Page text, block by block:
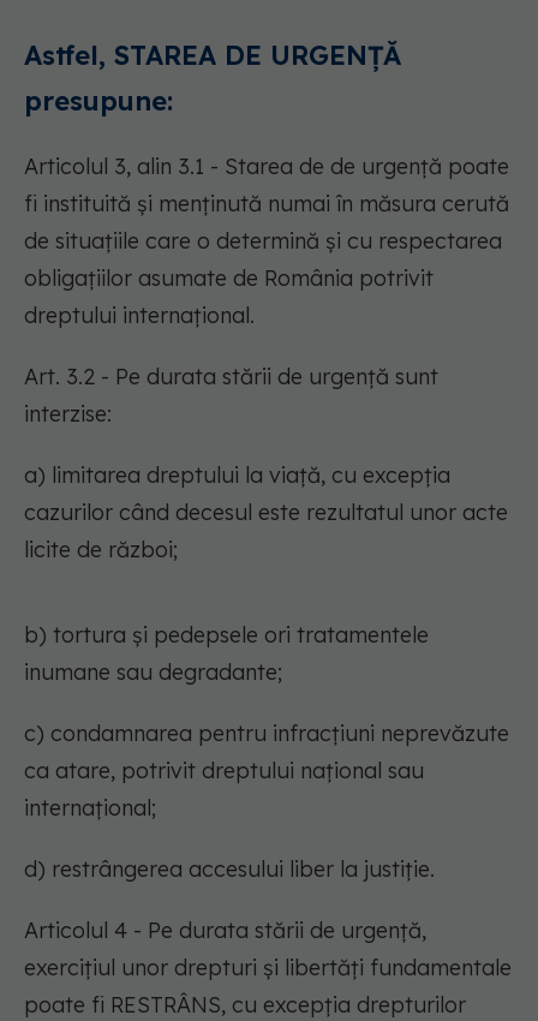
Astfel, STAREA DE URGENȚĂ
presupune:
Articolul 3, alin 3.1 - Starea de de urgență poate
fi instituită și menținută numai în măsura cerută
de situațiile care o determină și cu respectarea
obligațiilor asumate de România potrivit
dreptului internațional.
Art. 3.2 - Pe durata stării de urgență sunt
interzise:
a) limitarea dreptului la viață, cu excepția
cazurilor când decesul este rezultatul unor acte
licite de război;
b) tortura și pedepsele ori tratamentele
inumane sau degradante;
c) condamnarea pentru infracțiuni neprevăzute
ca atare, potrivit dreptului național sau
internațional;
d) restrângerea accesului liber la justiție.
Articolul 4 - Pe durata stării de urgență,
exercițiul unor drepturi și libertăți fundamentale
poate fi RESTRÂNS, cu excepția drepturilor